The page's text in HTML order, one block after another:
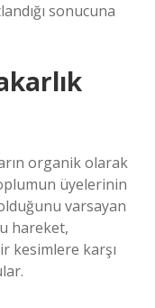
sonucuna
organik olarak
üyelerinin
varsayan
hareket,
kesimlere karşı